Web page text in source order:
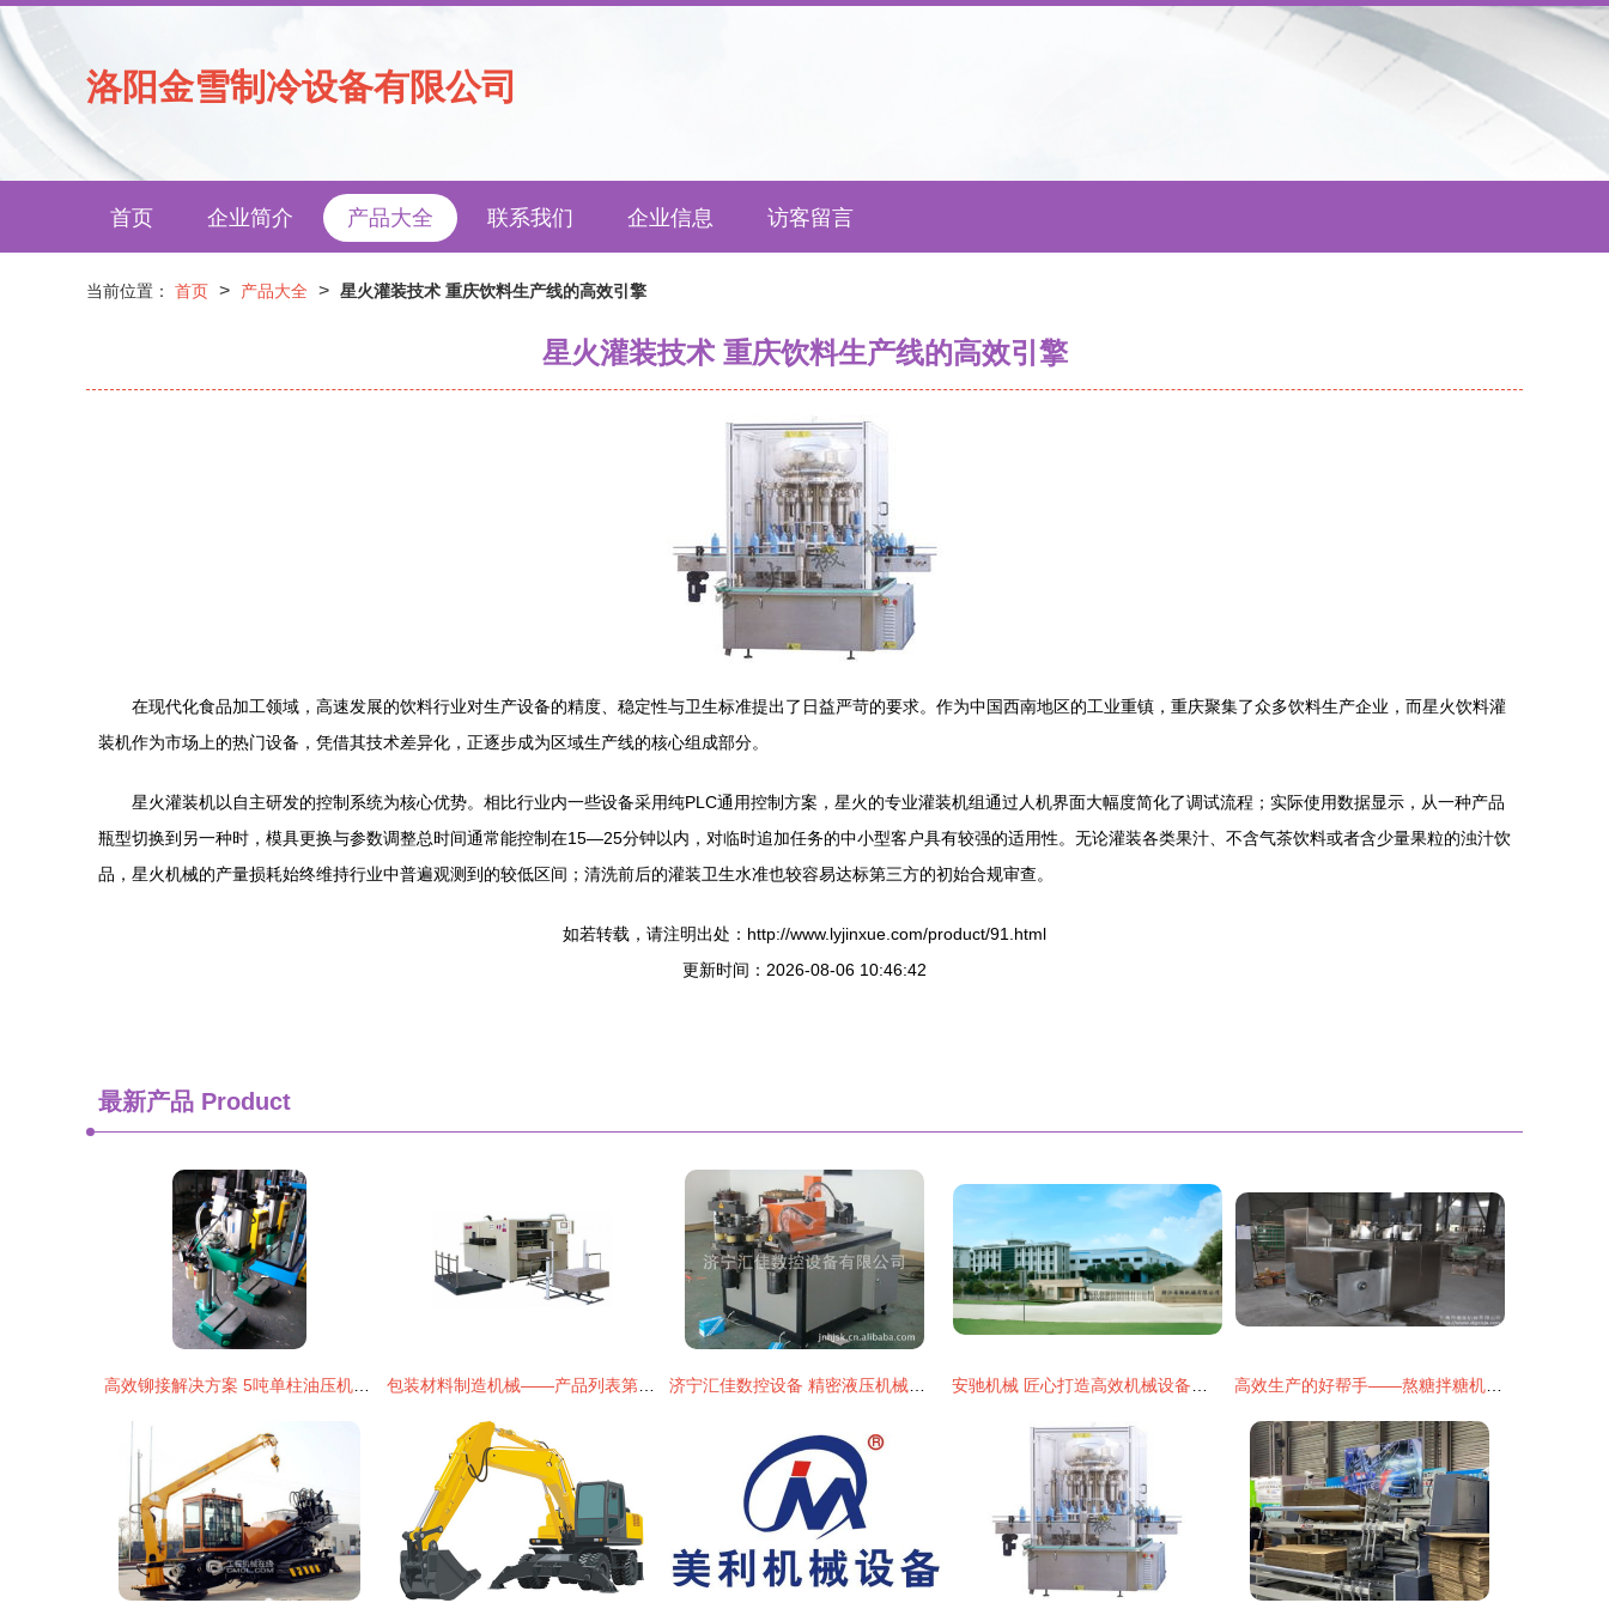
洛阳金雪制冷设备有限公司
首页 企业简介 产品大全 联系我们 企业信息 访客留言
当前位置： 首页 > 产品大全 > 星火灌装技术 重庆饮料生产线的高效引擎
星火灌装技术 重庆饮料生产线的高效引擎
在现代化食品加工领域，高速发展的饮料行业对生产设备的精度、稳定性与卫生标准提出了日益严苛的要求。作为中国西南地区的工业重镇，重庆聚集了众多饮料生产企业，而星火饮料灌
装机作为市场上的热门设备，凭借其技术差异化，正逐步成为区域生产线的核心组成部分。
星火灌装机以自主研发的控制系统为核心优势。相比行业内一些设备采用纯PLC通用控制方案，星火的专业灌装机组通过人机界面大幅度简化了调试流程；实际使用数据显示，从一种产品
瓶型切换到另一种时，模具更换与参数调整总时间通常能控制在15—25分钟以内，对临时追加任务的中小型客户具有较强的适用性。无论灌装各类果汁、不含气茶饮料或者含少量果粒的浊汁饮
品，星火机械的产量损耗始终维持行业中普遍观测到的较低区间；清洗前后的灌装卫生水准也较容易达标第三方的初始合规审查。
如若转载，请注明出处：http://www.lyjinxue.com/product/91.html
更新时间：2026-08-06 10:46:42
最新产品 Product